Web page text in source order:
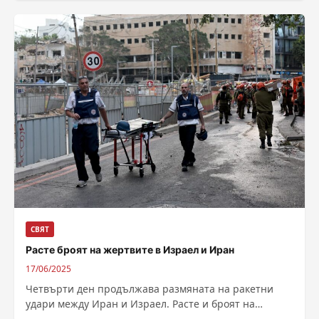
СВЯТ
Расте броят на жертвите в Израел и Иран
17/06/2025
Четвърти ден продължава размяната на ракетни
удари между Иран и Израел. Расте и броят на